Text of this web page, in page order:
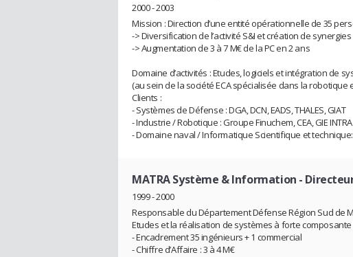
2000 - 2003
Mission : Direction d’une entité opérationnelle de 35
-> Diversification de l’activité S&I et création de synergies
-> Augmentation de 3 à 7 M€ de la PC en 2 ans
Domaine d’activités : Etudes, logiciels et intégration de
(au sein de la société ECA spécialisée dans la
Clients :
- Systèmes de Défense : DGA, DCN, EADS, THALES, GIAT
- Industrie / Robotique : Groupe Finuchem, CEA, GIE INTRA
- Domaine naval / Informatique Scientifique et technique:
MATRA Système & Information -
1999 - 2000
Responsable du Département Défense Région Sud de
Etudes et la réalisation de systèmes à forte
- Encadrement 35 ingénieurs + 1 commercial
- Chiffre d’Affaire : 3 à 4 M€